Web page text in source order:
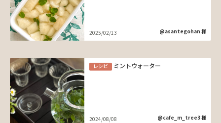
2025/02/13 @asantegohan 様
レシピ ミントウォーター
2024/08/08 @cafe_m_tree3 様